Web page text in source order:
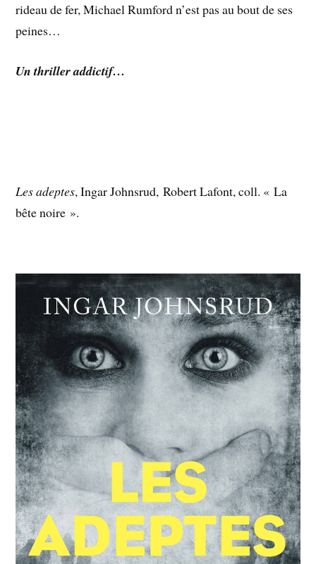
rideau de fer, Michael Rumford n’est pas au bout de ses
peines…
Un thriller addictif…
Les adeptes, Ingar Johnsrud, Robert Lafont, coll. « La
bête noire ».